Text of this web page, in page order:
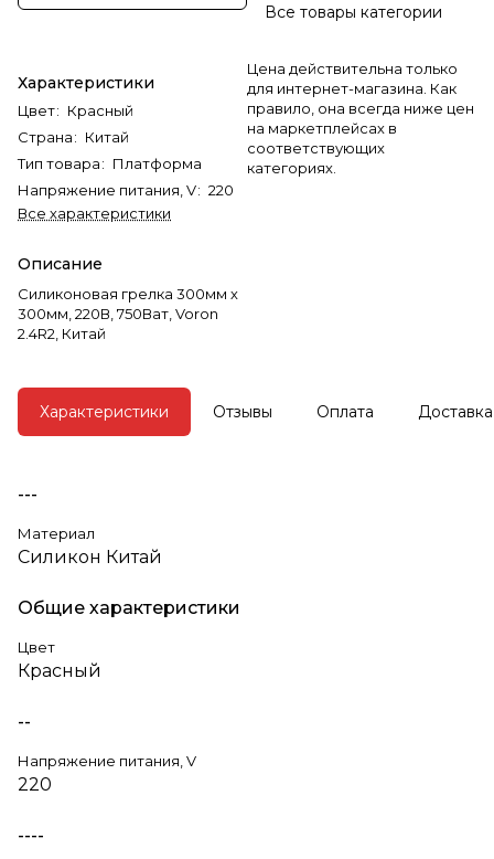
Характеристики
Цвет: Красный
Страна: Китай
Тип товара: Платформа
Напряжение питания, V: 220
Все характеристики
Описание
Силиконовая грелка 300мм х
300мм, 220В, 750Ват, Voron
2.4R2, Китай
Все товары категории
Цена действительна только
для интернет-магазина. Как
правило, она всегда ниже цен
на маркетплейсах в
соответствующих
категориях.
Характеристики Отзывы Оплата Доставка
---
Материал
Силикон Китай
Общие характеристики
Цвет
Красный
--
Напряжение питания, V
220
----